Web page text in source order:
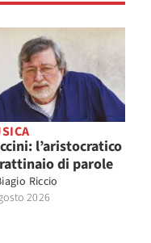
l’aristocratico
di parole
Riccio
2026